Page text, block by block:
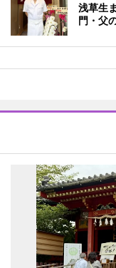
浅草生
門・父